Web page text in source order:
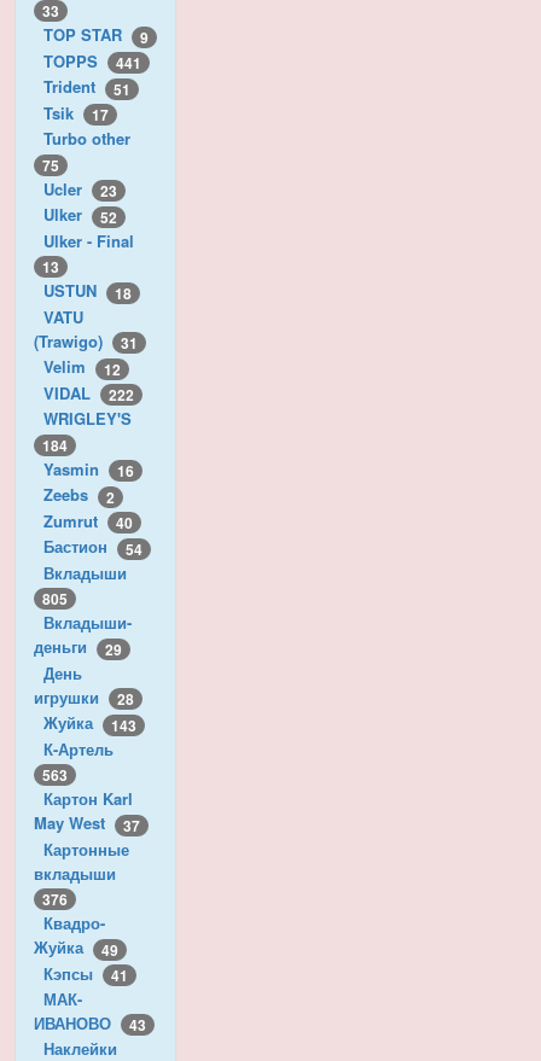
33
TOP STAR 9
TOPPS 441
Trident 51
Tsik 17
Turbo other
75
Ucler 23
Ulker 52
Ulker - Final
13
USTUN 18
VATU
(Trawigo)
31
Velim 12
VIDAL 222
WRIGLEY'S
184
Yasmin 16
Zeebs 2
Zumrut 40
Бастион 54
Вкладыши
805
Вкладыши-
деньги
29
День
игрушки
28
Жуйка 143
К-Артель
563
Картон Karl
May West
37
Картонные
вкладыши
376
Квадро-
Жуйка
49
Кэпсы 41
МАК-
ИВАНОВО
43
Наклейки